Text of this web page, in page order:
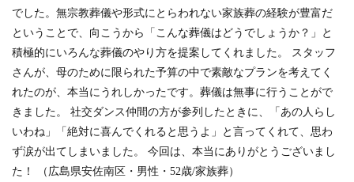
でした。無宗教葬儀や形式にとらわれない家族葬の経験が豊富だ
ということで、向こうから「こんな葬儀はどうでしょうか？」と
積極的にいろんな葬儀のやり方を提案してくれました。 スタッフ
さんが、母のために限られた予算の中で素敵なプランを考えてく
れたのが、本当にうれしかったです。葬儀は無事に行うことがで
きました。 社交ダンス仲間の方が参列したときに、「あの人らし
いわね」「絶対に喜んでくれると思うよ」と言ってくれて、思わ
ず涙が出てしまいました。 今回は、本当にありがとうございまし
た！ （広島県安佐南区・男性・52歳/家族葬）